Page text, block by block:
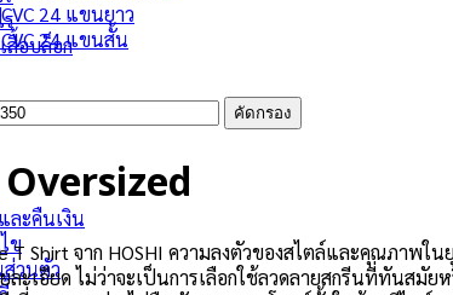
ร
สื้อบล็อก
ละคืนเงิน
ข
ส่วนตัว
24 แขนยาว
24 แขนสั้น
าคา
งสุด
คัดกรอง
Oversized
T Shirt จาก HOSHI ความลงตัวของสไตล์และคุณภาพใ
ะเอียด ไม่ว่าจะเป็นการเลือกใช้ลวดลายสกรีนที่ทันสมั